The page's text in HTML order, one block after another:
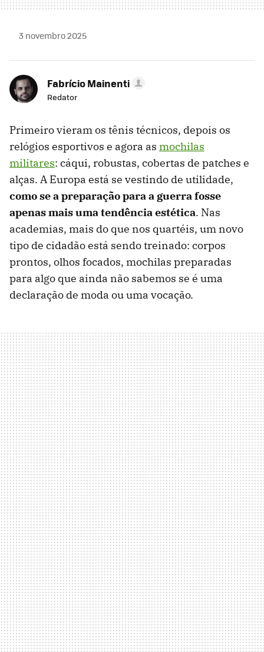
3 novembro 2025
Fabrício Mainenti
Redator
Primeiro vieram os tênis técnicos, depois os
relógios esportivos e agora as mochilas
militares: cáqui, robustas, cobertas de patches e
alças. A Europa está se vestindo de utilidade,
como se a preparação para a guerra fosse
apenas mais uma tendência estética. Nas
academias, mais do que nos quartéis, um novo
tipo de cidadão está sendo treinado: corpos
prontos, olhos focados, mochilas preparadas
para algo que ainda não sabemos se é uma
declaração de moda ou uma vocação.